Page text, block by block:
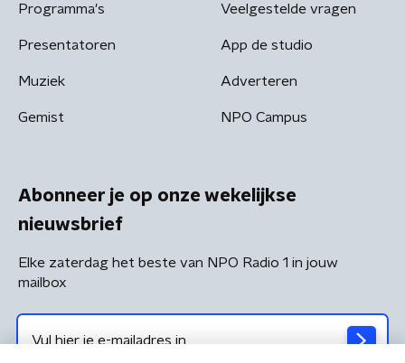
Programma's
Presentatoren
Muziek
Gemist
Veelgestelde vragen
App de studio
Adverteren
NPO Campus
Abonneer je op onze wekelijkse
nieuwsbrief
Elke zaterdag het beste van NPO Radio 1 in jouw
mailbox